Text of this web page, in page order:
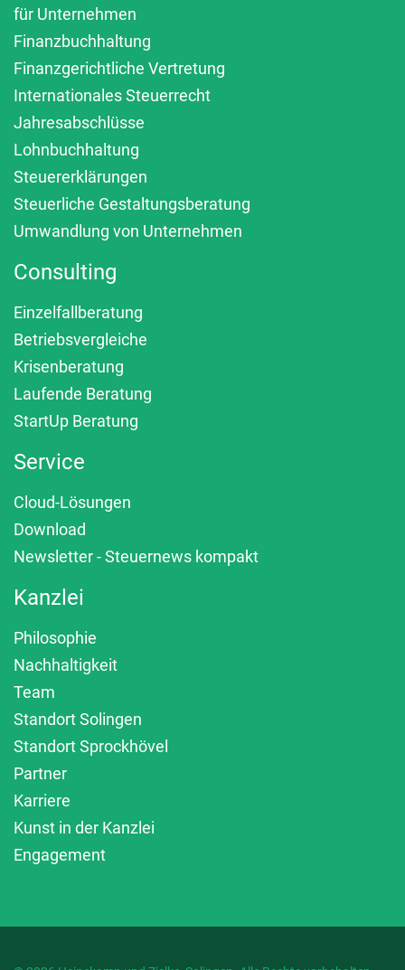
für Unternehmen
Finanzbuchhaltung
Finanzgerichtliche Vertretung
Internationales Steuerrecht
Jahresabschlüsse
Lohnbuchhaltung
Steuererklärungen
Steuerliche Gestaltungsberatung
Umwandlung von Unternehmen
Consulting
Einzelfallberatung
Betriebsvergleiche
Krisenberatung
Laufende Beratung
StartUp Beratung
Service
Cloud-Lösungen
Download
Newsletter - Steuernews kompakt
Kanzlei
Philosophie
Nachhaltigkeit
Team
Standort Solingen
Standort Sprockhövel
Partner
Karriere
Kunst in der Kanzlei
Engagement